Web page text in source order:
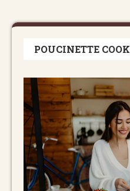
POUCINETTE COOK